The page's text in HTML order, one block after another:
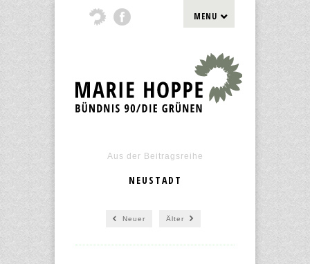
MENU
Aus der Beitragsreihe
NEUSTADT
Neuer Älter